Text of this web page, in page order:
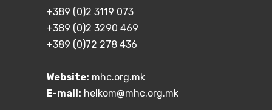
+389 (0)2 3119 073
+389 (0)2 3290 469
+389 (0)72 278 436
Website: mhc.org.mk
E-mail: helkom@mhc.org.mk